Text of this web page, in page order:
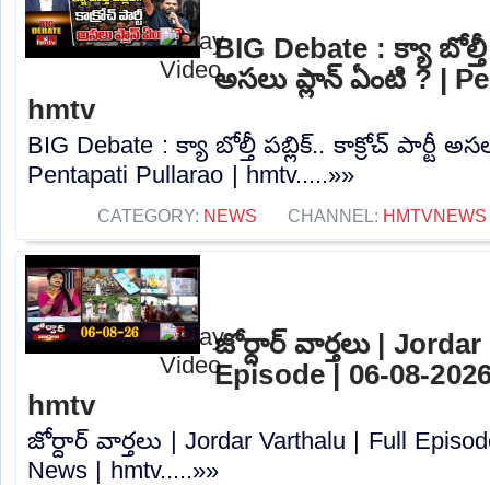
BIG Debate : క్యా బోల్తీ
అసలు ప్లాన్ ఏంటి ? |
hmtv
BIG Debate : క్యా బోల్తీ పబ్లిక్.. కాక్రోచ్ పార్టీ
Pentapati Pullarao | hmtv.....»»
CATEGORY: NEWS CHANNEL: HMTVNEWS
జోర్దార్ వార్తలు |
Episode | 06-08-
hmtv
జోర్దార్ వార్తలు | Jordar Varthalu | Full
News | hmtv.....»»